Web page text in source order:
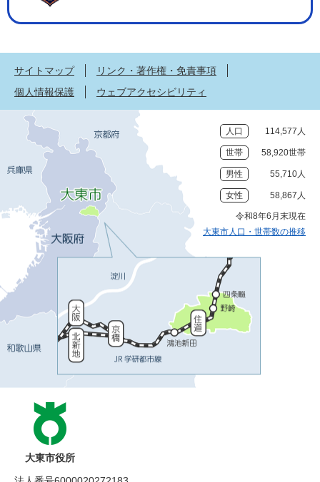
サイトマップ
リンク・著作権・免責事項
個人情報保護
ウェブアクセシビリティ
人口 114,577人
世帯 58,920世帯
男性 55,710人
女性 58,867人
令和8年6月末現在
大東市人口・世帯数の推移
大東市役所